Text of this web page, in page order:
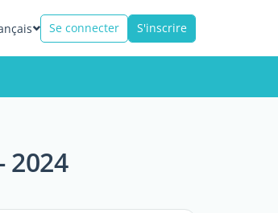
Se connecter S'inscrire
2024